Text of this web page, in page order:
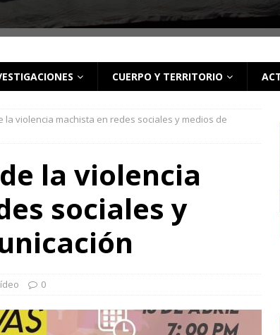
CUERPO Y TERRITORIO
la violencia machista en redes sociales y medios de
la violencia
sociales y
0